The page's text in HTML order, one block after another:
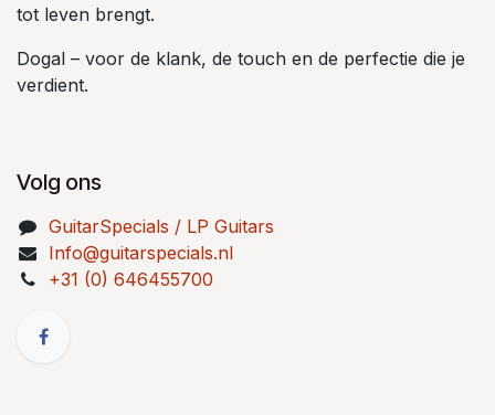
tot leven brengt.
Dogal – voor de klank, de touch en de perfectie die je
verdient.
Volg ons
GuitarSpecials / LP Guitars
Info@guitarspecials.nl
+31 (0) 646455700